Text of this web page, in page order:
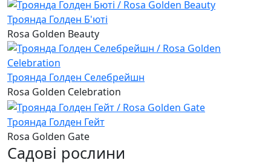
Троянда Голден Б'юті
Rosa Golden Beauty
Троянда Голден Селебрейшн
Rosa Golden Celebration
Троянда Голден Гейт
Rosa Golden Gate
Садові рослини